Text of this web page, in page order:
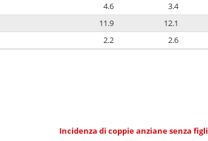
4.6 3.4
11.9 12.1
2.2 2.6
Incidenza di coppie anziane senza figli